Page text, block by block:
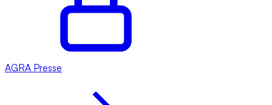
AGRA Presse